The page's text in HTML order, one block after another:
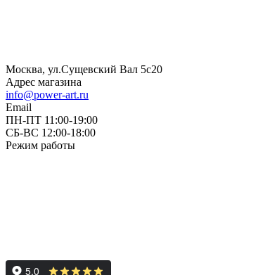
Москва, ул.Сущевский Вал 5с20
Адрес магазина
info@power-art.ru
Email
ПН-ПТ 11:00-19:00
СБ-ВС 12:00-18:00
Режим работы